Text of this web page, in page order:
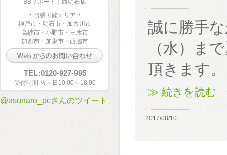
BBサポート｜西明石店
＊出張可能エリア＊
神戸市・明石市・加古川市
高砂市・小野市・三木市
加西市・加東市・西脇市
TEL:0120-927-995
受付時間 火～日10:00～18:00
@asunaro_pcさんのツイート
誠に勝手
（水）ま
頂きます。
≫ 続きを読む
2017/08/10